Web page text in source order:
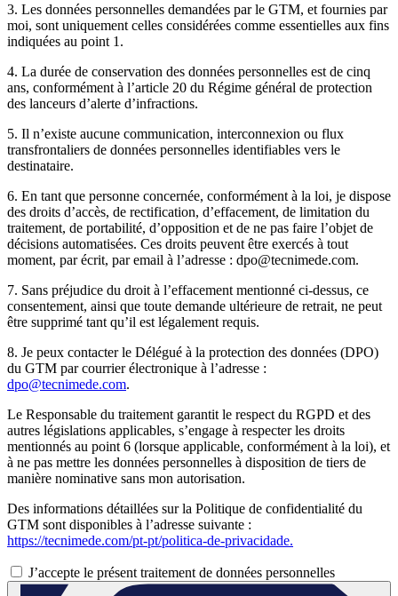
3. Les données personnelles demandées par le GTM, et fournies par
moi, sont uniquement celles considérées comme essentielles aux fins
indiquées au point 1.
4. La durée de conservation des données personnelles est de cinq
ans, conformément à l’article 20 du Régime général de protection
des lanceurs d’alerte d’infractions.
5. Il n’existe aucune communication, interconnexion ou flux
transfrontaliers de données personnelles identifiables vers le
destinataire.
6. En tant que personne concernée, conformément à la loi, je dispose
des droits d’accès, de rectification, d’effacement, de limitation du
traitement, de portabilité, d’opposition et de ne pas faire l’objet de
décisions automatisées. Ces droits peuvent être exercés à tout
moment, par écrit, par email à l’adresse : dpo@tecnimede.com.
7. Sans préjudice du droit à l’effacement mentionné ci-dessus, ce
consentement, ainsi que toute demande ultérieure de retrait, ne peut
être supprimé tant qu’il est légalement requis.
8. Je peux contacter le Délégué à la protection des données (DPO)
du GTM par courrier électronique à l’adresse :
dpo@tecnimede.com.
Le Responsable du traitement garantit le respect du RGPD et des
autres législations applicables, s’engage à respecter les droits
mentionnés au point 6 (lorsque applicable, conformément à la loi), et
à ne pas mettre les données personnelles à disposition de tiers de
manière nominative sans mon autorisation.
Des informations détaillées sur la Politique de confidentialité du
GTM sont disponibles à l’adresse suivante :
https://tecnimede.com/pt-pt/politica-de-privacidade.
J’accepte le présent traitement de données personnelles